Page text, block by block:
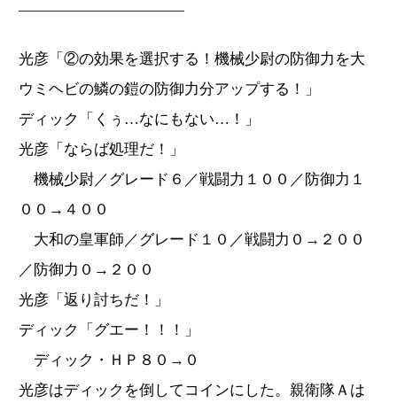
―――――――――――
光彦「②の効果を選択する！機械少尉の防御力を大
ウミヘビの鱗の鎧の防御力分アップする！」
ディック「くぅ…なにもない…！」
光彦「ならば処理だ！」
機械少尉／グレード６／戦闘力１００／防御力１
００→４００
大和の皇軍師／グレード１０／戦闘力０→２００
／防御力０→２００
光彦「返り討ちだ！」
ディック「グエー！！！」
ディック・ＨＰ８０→０
光彦はディックを倒してコインにした。親衛隊Ａは